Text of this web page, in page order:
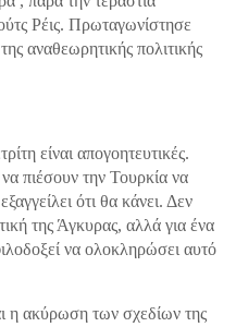
Ρέις. Πρωταγωνίστησε
αναθεωρητικής πολιτικής
είναι απογοητευτικές.
πιέσουν την Τουρκία να
ότι θα κάνει. Δεν
της Άγκυρας, αλλά για ένα
να ολοκληρώσει αυτό
η ακύρωση των σχεδίων της